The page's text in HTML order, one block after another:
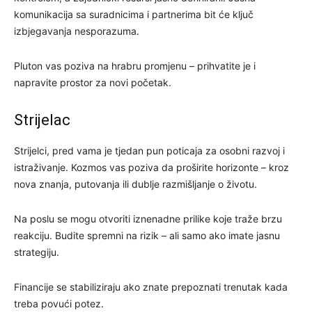
komunikacija sa suradnicima i partnerima bit će ključ
izbjegavanja nesporazuma.
Pluton vas poziva na hrabru promjenu – prihvatite je i
napravite prostor za novi početak.
Strijelac
Strijelci, pred vama je tjedan pun poticaja za osobni razvoj i
istraživanje. Kozmos vas poziva da proširite horizonte – kroz
nova znanja, putovanja ili dublje razmišljanje o životu.
Na poslu se mogu otvoriti iznenadne prilike koje traže brzu
reakciju. Budite spremni na rizik – ali samo ako imate jasnu
strategiju.
Financije se stabiliziraju ako znate prepoznati trenutak kada
treba povući potez.